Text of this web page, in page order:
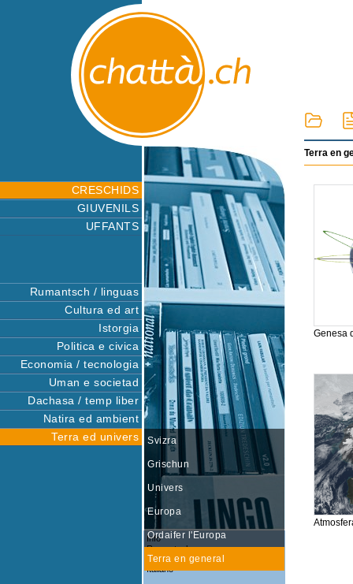
CRESCHIDS
GIUVENILS
UFFANTS
Rumantsch / linguas
Cultura ed art
Istorgia
Politica e civica
Economia / tecnologia
Uman e societad
Dachasa / temp liber
Natira ed ambient
Terra ed univers
Svizra
Grischun
Univers
Europa
Ordaifer l'Europa
Terra en general
Info
Rumantsch
Deutsch
Italiano
Terra en
Genesa